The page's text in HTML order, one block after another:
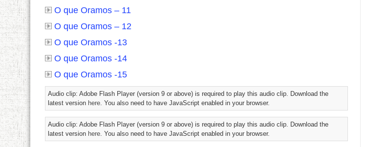
O que Oramos – 11
O que Oramos – 12
O que Oramos -13
O que Oramos -14
O que Oramos -15
Audio clip: Adobe Flash Player (version 9 or above) is required to play this audio clip. Download the
latest version here . You also need to have JavaScript enabled in your browser.
Audio clip: Adobe Flash Player (version 9 or above) is required to play this audio clip. Download the
latest version here . You also need to have JavaScript enabled in your browser.